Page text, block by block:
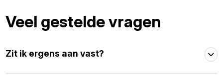
Veel gestelde vragen
Zit ik ergens aan vast?